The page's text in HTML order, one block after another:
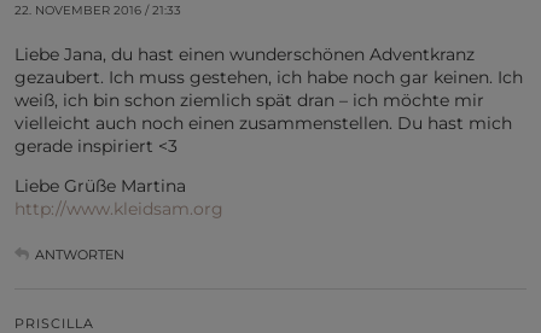
22. NOVEMBER 2016 / 21:33
Liebe Jana, du hast einen wunderschönen Adventkranz
gezaubert. Ich muss gestehen, ich habe noch gar keinen. Ich
weiß, ich bin schon ziemlich spät dran – ich möchte mir
vielleicht auch noch einen zusammenstellen. Du hast mich
gerade inspiriert <3
Liebe Grüße Martina
http://www.kleidsam.org
ANTWORTEN
PRISCILLA